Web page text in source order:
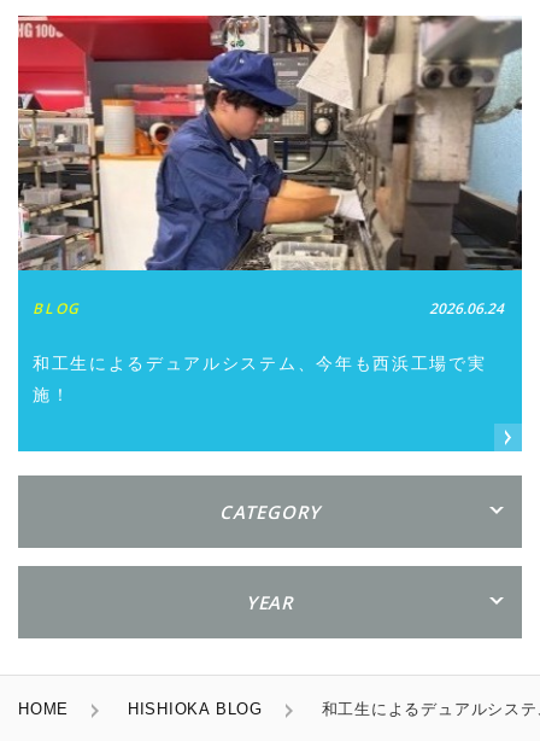
BLOG 2026.06.24
和工生によるデュアルシステム、今年も西浜工場で実
施！
CATEGORY
YEAR
HOME HISHIOKA BLOG 和工生によるデュアルシス